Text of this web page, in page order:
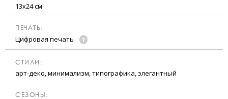
13х24 см
ПЕЧАТЬ:
Цифровая печать
CТИЛИ:
арт-деко, минимализм, типографика, элегантный
CЕЗОНЫ: